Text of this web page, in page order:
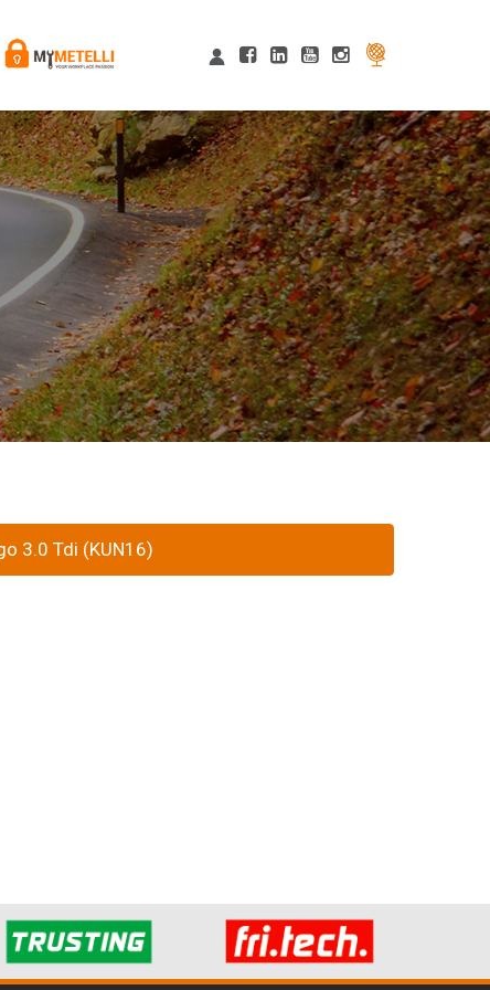
3.0 Tdi (KUN16)